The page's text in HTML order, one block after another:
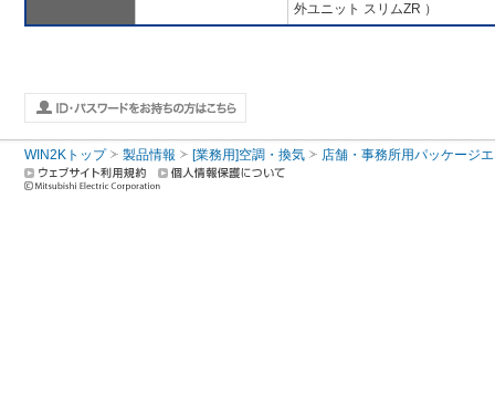
外ユニット スリムZR ）
WIN2Kトップ 製品情報 [業務用]空調・換気 店舗・事務所用パッケージ